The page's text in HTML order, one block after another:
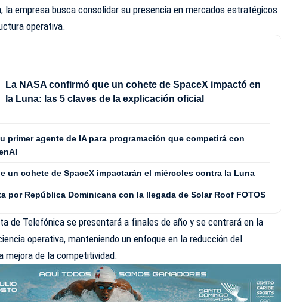
la empresa busca consolidar su presencia en mercados estratégicos
operativa.
La NASA confirmó que un cohete de SpaceX impactó en
la Luna: las 5 claves de la explicación oficial
primer agente de IA para programación que competirá con
un cohete de SpaceX impactarán el miércoles contra la Luna
por República Dominicana con la llegada de Solar Roof FOTOS
de Telefónica se presentará a finales de año y se centrará en la
operativa, manteniendo un enfoque en la reducción del
mejora de la competitividad.